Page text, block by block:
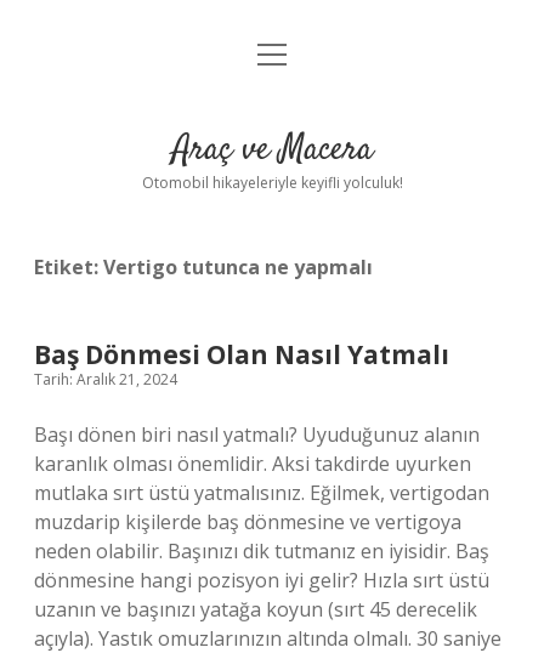
Anasayfa
Yasal Uyarı
menüyü
Araç ve Macera
Otomobil hikayeleriyle keyifli yolculuk!
Etiket:Vertigo tutunca ne yapmalı
Baş Dönmesi Olan Nasıl Yatmalı
Tarih: Aralık 21, 2024
Başı dönen biri nasıl yatmalı? Uyuduğunuz alanın
karanlık olması önemlidir. Aksi takdirde uyurken
mutlaka sırt üstü yatmalısınız. Eğilmek, vertigodan
muzdarip kişilerde baş dönmesine ve vertigoya
neden olabilir. Başınızı dik tutmanız en iyisidir. Baş
dönmesine hangi pozisyon iyi gelir? Hızla sırt üstü
uzanın ve başınızı yatağa koyun (sırt 45 derecelik
açıyla). Yastık omuzlarınızın altında olmalı. 30 saniye